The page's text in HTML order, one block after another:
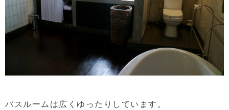
バスルームは広くゆったりしています。